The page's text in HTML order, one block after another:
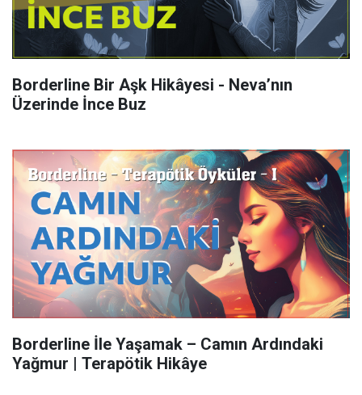
Borderline Bir Aşk Hikâyesi - Neva’nın
Üzerinde İnce Buz
Borderline İle Yaşamak – Camın Ardındaki
Yağmur | Terapötik Hikâye